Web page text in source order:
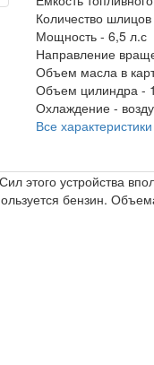
Количество шлицов
Мощность - 6,5 л.с
Направление
Объем масла в
Объем цилиндра -
Охлаждение -
Все характеристики
устройства
бензин.